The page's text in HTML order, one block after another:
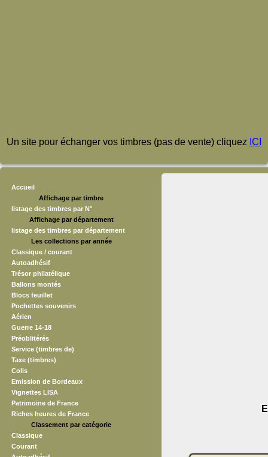
Un site pour échanger vos timbres (pas de vente) cliquez ICI
Accueil
Affichage par timbre
listage des timbres par N°
Affichage par département
listage des timbres par département
Les collections par année
Classique / courant
Autoadhésif
Trésor philatélique
Ballons montés
Blocs feuillet
Pochettes souvenirs
Aérien
Guerre 14-18
Préoblitérés
Service (timbres de)
Taxe (timbres)
Colis
Emission de Bordeaux
Vignettes LISA
Patrimoine de France
Riches heures de France
Classement par catégorie
Classique
Courant